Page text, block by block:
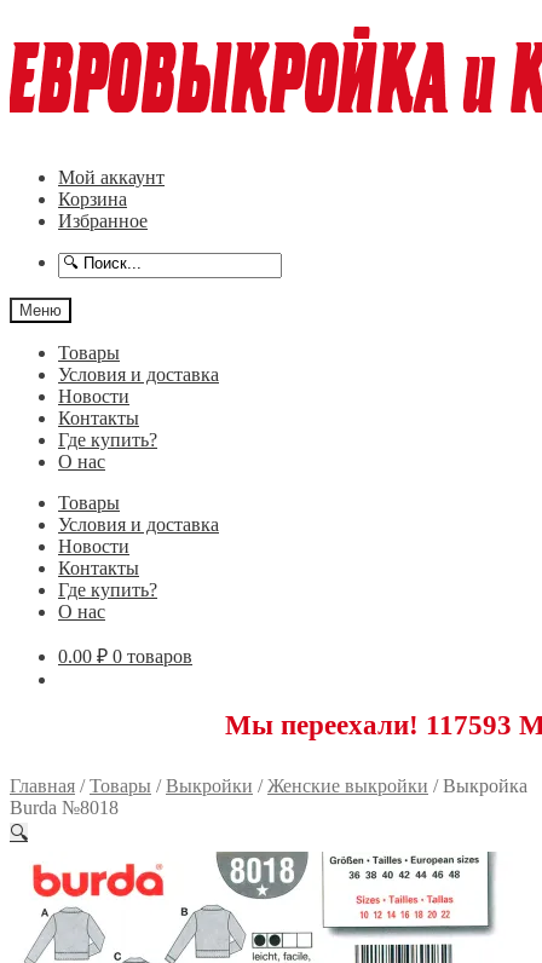
к
навигации
к
содержимому
Мой аккаунт
Корзина
Избранное
Меню
Товары
Условия и доставка
Новости
Контакты
Где купить?
О нас
Товары
Условия и доставка
Новости
Контакты
Где купить?
О нас
0.00 ₽ 0 товаров
Мы переехали! 117593 Москва,
Главная /Товары /Выкройки /Женские выкройки /Выкройка
Burda №8018
🔍